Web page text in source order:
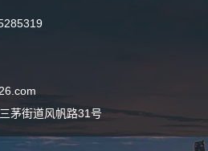
茅街道风帆路31号